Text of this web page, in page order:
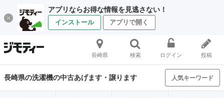
アプリならお得な情報を見逃さない！
インストール アプリで開く
長崎県 検索 ログイン 投稿
長崎県の洗濯機の中古あげます・譲ります 人気キーワード